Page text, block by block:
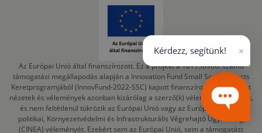
Az Európai Unió által finanszírozott. Ez a projekt a 101156968. számú
támogatási megállapodás alapján a Innovation Fund Small Scale Projects
Keretprogramjából (InnovFund-2022-SSC) kapott finanszírozást. A kifejtett
nézetek és vélemények azonban kizárólag a szerző(k) véleményét tükrözik,
és nem feltétlenül tükrözik az Európai Unió vagy az Európai Éghajlat-
politikai, Környezetvédelmi és Infrastrukturális Végrehajtó Ügynökség
(CINEA) véleményét. Ezekért sem az Európai Unió, sem a támogatást
Kérdezz, segítünk! ×